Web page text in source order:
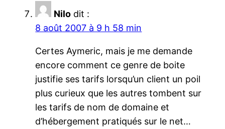
Nilo dit :
8 août 2007 à 9 h 58 min
Certes Aymeric, mais je me demande
encore comment ce genre de boite
justifie ses tarifs lorsqu’un client un poil
plus curieux que les autres tombent sur
les tarifs de nom de domaine et
d’hébergement pratiqués sur le net…